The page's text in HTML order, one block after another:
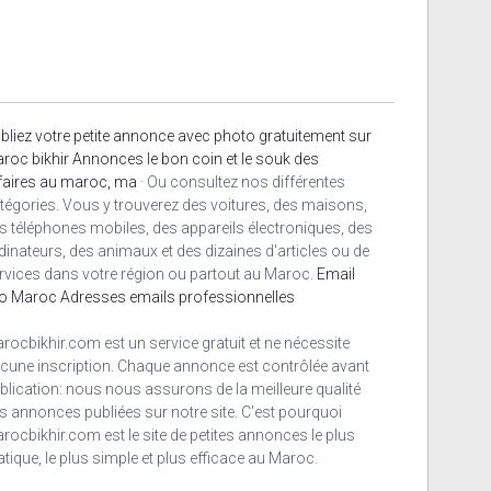
votre petite annonce avec photo gratuitement sur
bikhir Annonces le bon coin et le souk des
au maroc, ma · Ou consultez nos différentes
Vous y trouverez des voitures, des maisons,
téléphones mobiles, des appareils électroniques, des
des animaux et des dizaines d'articles ou de
dans votre région ou partout au Maroc. Email
Maroc Adresses emails professionnelles
est un service gratuit et ne nécessite
inscription. Chaque annonce est contrôlée avant
nous nous assurons de la meilleure qualité
annonces publiées sur notre site. C'est pourquoi
est le site de petites annonces le plus
le plus simple et plus efficace au Maroc.